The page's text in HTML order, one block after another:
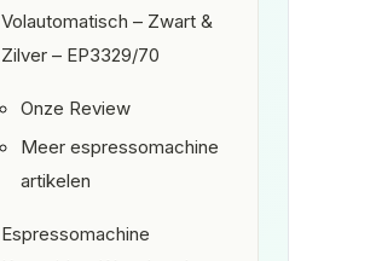
Volautomatisch – Zwart &
Zilver – EP3329/70
Onze Review
Meer espressomachine
artikelen
Espressomachine